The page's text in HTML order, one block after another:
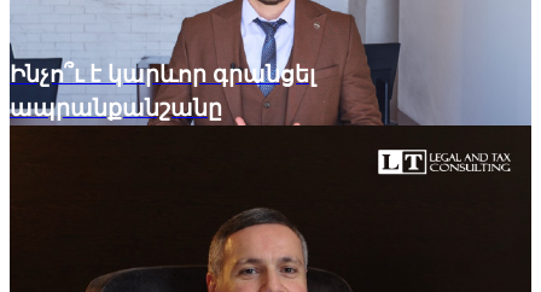
Ինչո՞ւ է կարևոր գրանցել
ապրանքանշանը